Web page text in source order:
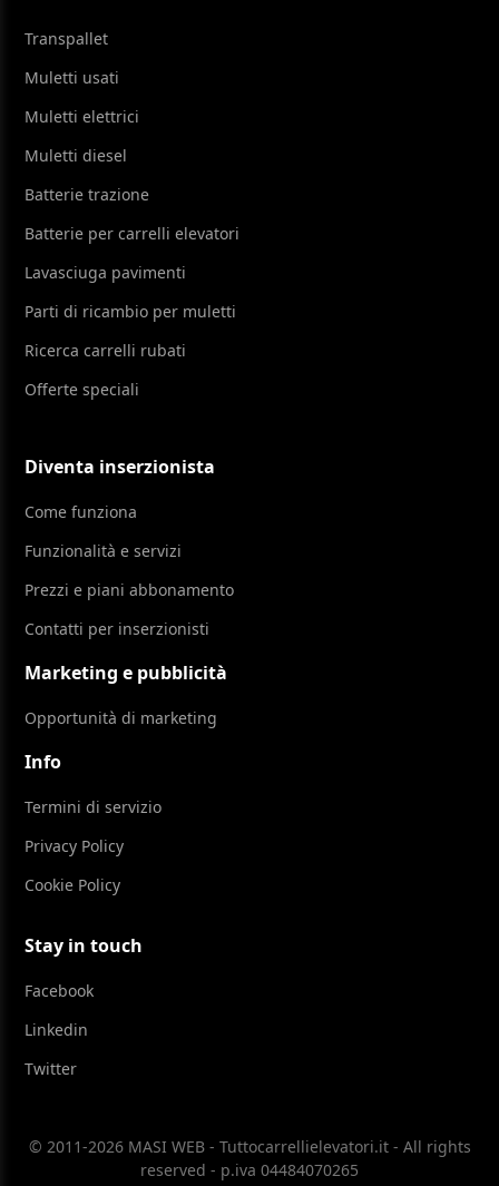
Transpallet
Muletti usati
Muletti elettrici
Muletti diesel
Batterie trazione
Batterie per carrelli elevatori
Lavasciuga pavimenti
Parti di ricambio per muletti
Ricerca carrelli rubati
Offerte speciali
Diventa inserzionista
Come funziona
Funzionalità e servizi
Prezzi e piani abbonamento
Contatti per inserzionisti
Marketing e pubblicità
Opportunità di marketing
Info
Termini di servizio
Privacy Policy
Cookie Policy
Stay in touch
Facebook
Linkedin
Twitter
© 2011-2026 MASI WEB - Tuttocarrellielevatori.it - All rights
reserved - p.iva 04484070265